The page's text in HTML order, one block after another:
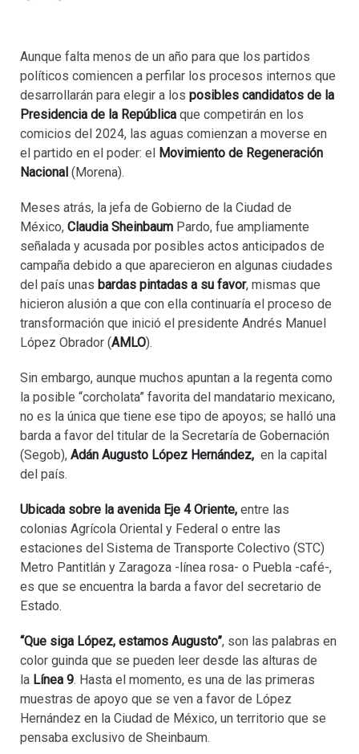
Aunque falta menos de un año para que los partidos
políticos comiencen a perfilar los procesos internos que
desarrollarán para elegir a los posibles candidatos de la
Presidencia de la República que competirán en los
comicios del 2024, las aguas comienzan a moverse en
el partido en el poder: el
Movimiento de Regeneración
Nacional (Morena).
Meses atrás, la jefa de Gobierno de la Ciudad de
México, Claudia Sheinbaum Pardo, fue ampliamente
señalada y acusada por posibles actos anticipados de
campaña debido a que aparecieron en algunas ciudades
del país unas bardas pintadas a su favor, mismas que
hicieron alusión a que con ella continuaría el proceso de
transformación que inició el presidente Andrés Manuel
López Obrador (AMLO).
Sin embargo, aunque muchos apuntan a la regenta como
la posible “corcholata” favorita del mandatario mexicano,
no es la única que tiene ese tipo de apoyos; se halló una
barda a favor del titular de la Secretaría de Gobernación
(Segob), Adán Augusto López Hernández, en la capital
del país.
Ubicada sobre la avenida Eje 4 Oriente, entre las
colonias Agrícola Oriental y Federal o entre las
estaciones del Sistema de Transporte Colectivo (STC)
Metro Pantitlán y Zaragoza -línea rosa- o Puebla -café-,
es que se encuentra la barda a favor del secretario de
Estado.
“Que siga López, estamos Augusto”, son las palabras en
color guinda que se pueden leer desde las alturas de
la Línea 9. Hasta el momento, es una de las primeras
muestras de apoyo que se ven a favor de López
Hernández en la Ciudad de México, un territorio que se
pensaba exclusivo de Sheinbaum.